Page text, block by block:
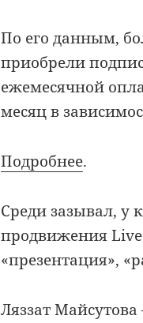
По его данным,
приобрели
ежемесячной
месяц в
Подробнее.
Среди зазывал, у
продвижения
«презентация»,
Ляззат